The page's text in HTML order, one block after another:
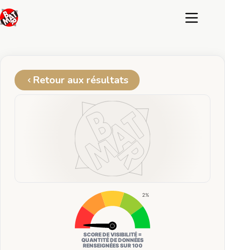
au
contenu
Retour aux résultats
2%
SCORE DE VISIBILITÉ =
QUANTITÉ DE DONNÉES
RENSEIGNÉES SUR 100